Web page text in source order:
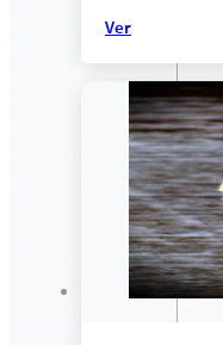
Ver